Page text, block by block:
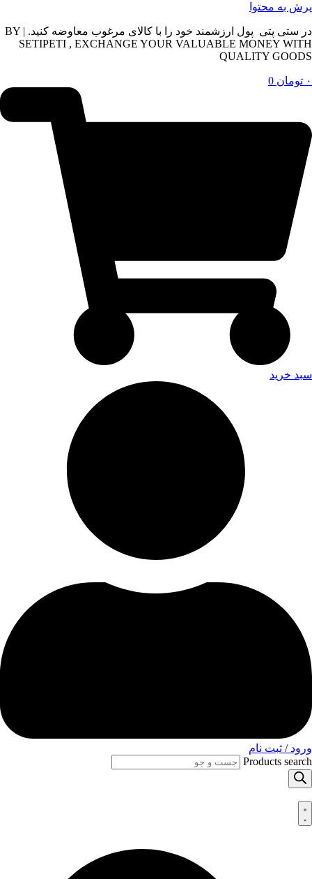
پرش به محتوا
در ستی پتی پول ارزشمند خود را با کالای مرغوب معاوضه کنید. | BY
SETIPETI , EXCHANGE YOUR VALUABLE MONEY WITH
QUALITY GOODS
۰ تومان 0
سبد خرید
ورود / ثبت نام
Products search